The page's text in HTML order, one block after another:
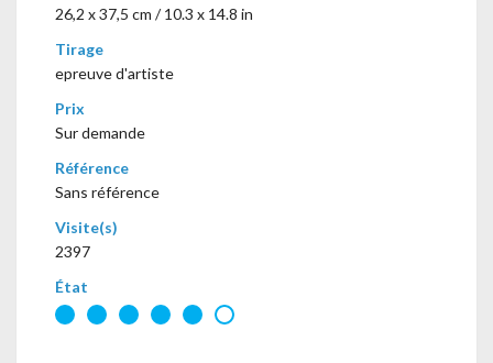
26,2 x 37,5 cm / 10.3 x 14.8 in
Tirage
epreuve d'artiste
Prix
Sur demande
Référence
Sans référence
Visite(s)
2397
État